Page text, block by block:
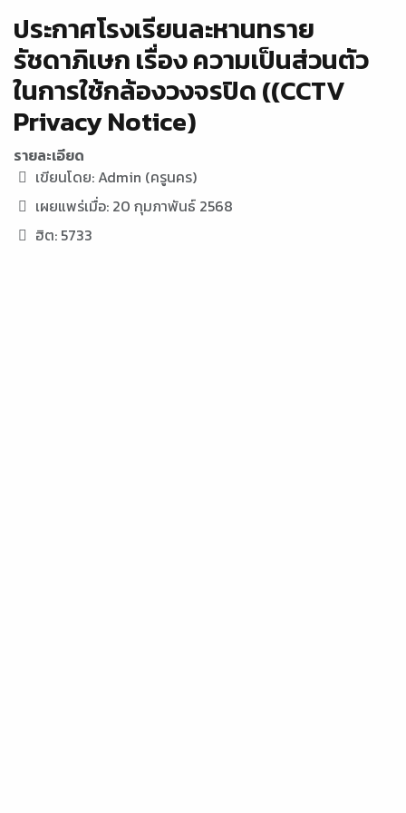
ประกาศโรงเรียนละหานทราย
รัชดาภิเษก เรื่อง ความเป็นส่วนตัว
ในการใช้กล้องวงจรปิด ((CCTV
Privacy Notice)
รายละเอียด
เขียนโดย: Admin (ครูนคร)
เผยแพร่เมื่อ: 20 กุมภาพันธ์ 2568
ฮิต: 5733